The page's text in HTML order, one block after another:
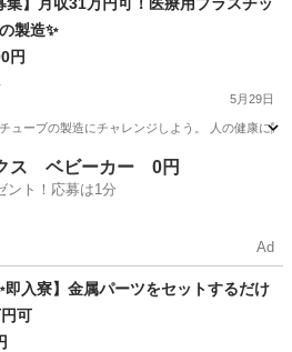
製造✨
円
5月29日
ューブの製造にチャレンジしよう。 人の健康に
ス ベビーカー 0円
ント！応募は1分
Ad
即入寮】金属パーツをセットするだけ
円可